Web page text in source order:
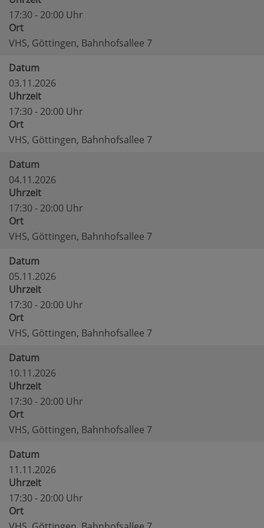
17:30 - 20:00 Uhr
Ort
VHS, Göttingen, Bahnhofsallee 7
Datum
03.11.2026
Uhrzeit
17:30 - 20:00 Uhr
Ort
VHS, Göttingen, Bahnhofsallee 7
Datum
04.11.2026
Uhrzeit
17:30 - 20:00 Uhr
Ort
VHS, Göttingen, Bahnhofsallee 7
Datum
05.11.2026
Uhrzeit
17:30 - 20:00 Uhr
Ort
VHS, Göttingen, Bahnhofsallee 7
Datum
10.11.2026
Uhrzeit
17:30 - 20:00 Uhr
Ort
VHS, Göttingen, Bahnhofsallee 7
Datum
11.11.2026
Uhrzeit
17:30 - 20:00 Uhr
Ort